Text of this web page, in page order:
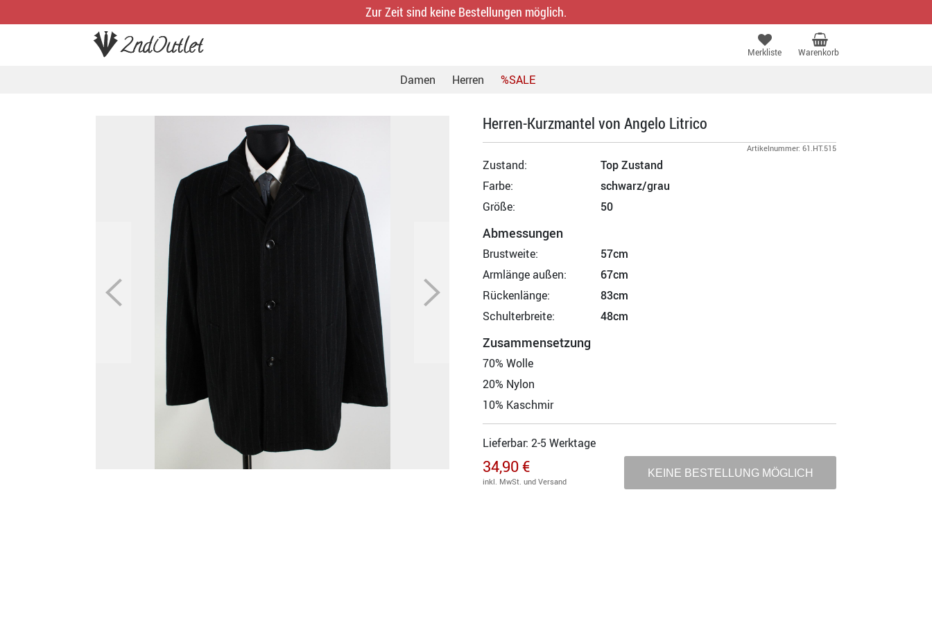
Zur Zeit sind keine Bestellungen möglich.
Merkliste Warenkorb
Damen Herren %SALE
Herren-Kurzmantel von Angelo Litrico
Artikelnummer: 61.HT.515
Zustand:
Top Zustand
Farbe:
schwarz/grau
Größe:
50
Abmessungen
Brustweite:
57cm
Armlänge außen:
67cm
Rückenlänge:
83cm
Schulterbreite:
48cm
Zusammensetzung
70% Wolle
20% Nylon
10% Kaschmir
Lieferbar: 2-5 Werktage
34,90 €
inkl. MwSt. und Versand
KEINE BESTELLUNG MÖGLICH